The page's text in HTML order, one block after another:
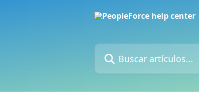
Buscar artículos...